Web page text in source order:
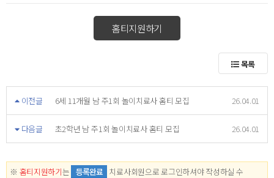
홈티지원하기
목록
이전글 6세 11개월 남 주1회 놀이치료사 홈티 모집 26.04.01
다음글 초2학년 남 주1회 놀이치료사 홈티 모집 26.04.01
※ 홈티지원하기는 등록완료 치료사회원으로 로그인하셔야 작성하실 수